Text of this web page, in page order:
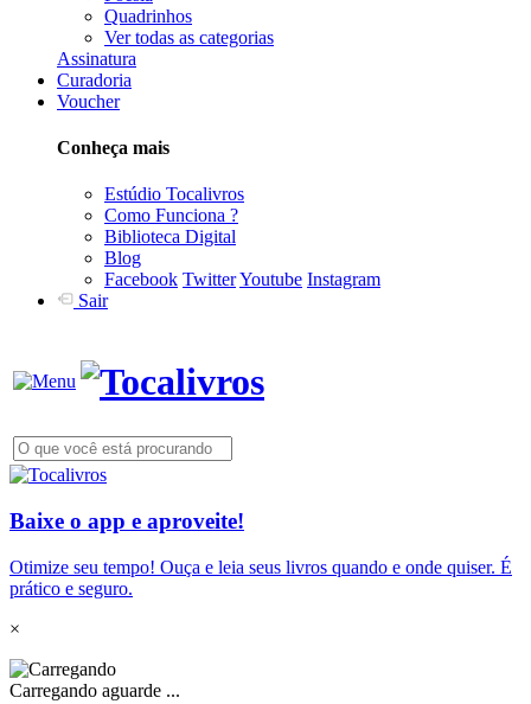
Quadrinhos
Ver todas as categorias
Assinatura
Curadoria
Voucher
Conheça mais
Estúdio Tocalivros
Como Funciona ?
Biblioteca Digital
Blog
Facebook TwitterYoutube Instagram
Sair
Baixe o app e aproveite!
Otimize seu tempo! Ouça e leia seus livros quando e onde quiser. É
prático e seguro.
×
Carregando aguarde ...